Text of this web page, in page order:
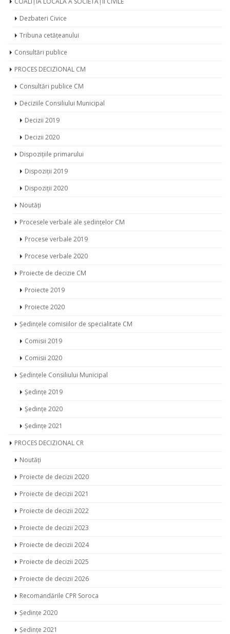
Dezbateri Civice
Tribuna cetățeanului
Consultări publice
PROCES DECIZIONAL CM
Consultări publice CM
Deciziile Consiliului Municipal
Decizii 2019
Decizii 2020
Dispozițiile primarului
Dispoziții 2019
Dispoziții 2020
Noutăți
Procesele verbale ale ședințelor CM
Procese verbale 2019
Procese verbale 2020
Proiecte de decizie CM
Proiecte 2019
Proiecte 2020
Ședințele comisiilor de specialitate CM
Comisii 2019
Comisii 2020
Ședințele Consiliului Municipal
Ședințe 2019
Ședințe 2020
Ședințe 2021
PROCES DECIZIONAL CR
Noutăți
Proiecte de decizii 2020
Proiecte de decizii 2021
Proiecte de decizii 2022
Proiecte de decizii 2023
Proiecte de decizii 2024
Proiecte de decizii 2025
Proiecte de decizii 2026
Recomandările CPR Soroca
Ședințe 2020
Ședințe 2021